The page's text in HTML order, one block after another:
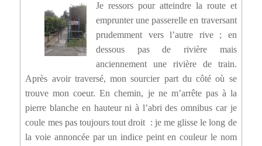
Je ressors pour atteindre la route et
emprunter une passerelle en traversant
prudemment vers l’autre rive ; en
dessous pas de rivière mais
anciennement une rivière de train.
Après avoir traversé, mon sourcier part du côté où se
trouve mon coeur. En chemin, je ne m’arrête pas à la
pierre blanche en hauteur ni à l’abri des omnibus car je
coule mes pas toujours tout droit : je me glisse le long de
la voie annoncée par un indice peint en couleur le nom